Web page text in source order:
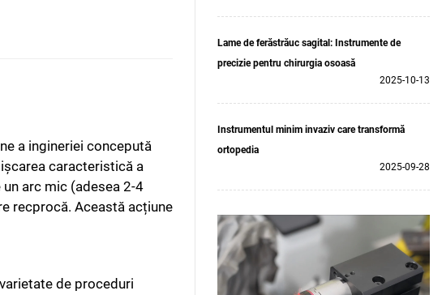
a ingineriei concepută
caracteristică a
arc mic (adesea 2-4
recprocă. Această acțiune
de proceduri
Lame de ferăstrăuc sagital: Instrumente de
precizie pentru chirurgia osoasă
2025-10-13
Instrumentul minim invaziv care transformă
ortopedia
2025-09-28